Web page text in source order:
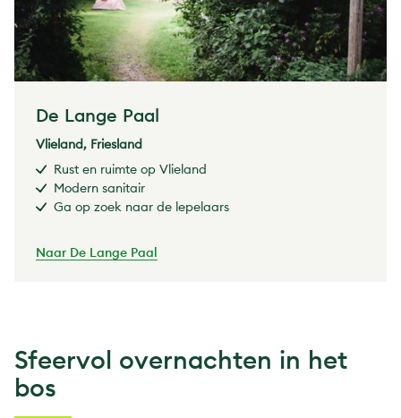
De Lange Paal
Vlieland, Friesland
Rust en ruimte op Vlieland
Modern sanitair
Ga op zoek naar de lepelaars
Naar De Lange Paal
Sfeervol overnachten in het
bos